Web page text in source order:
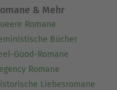
& Mehr
Romane
Bücher
Good-Romane
Romane
Liebesromane